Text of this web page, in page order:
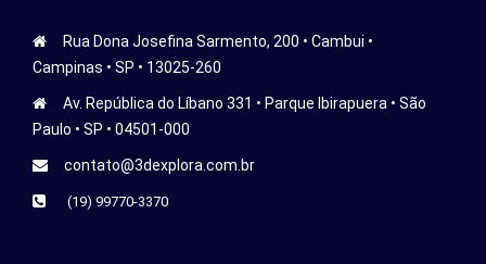
Rua Dona Josefina Sarmento, 200 • Cambui •
Campinas • SP • 13025-260
Av. República do Líbano 331 • Parque Ibirapuera • São
Paulo • SP • 04501-000
contato@3dexplora.com.br
(19) 99770-3370